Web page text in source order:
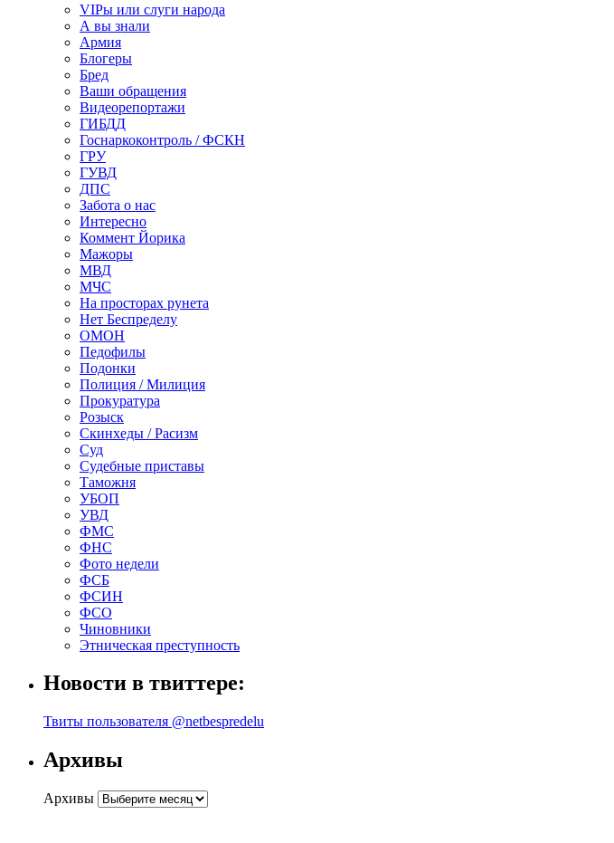
VIPы или слуги народа
А вы знали
Армия
Блогеры
Бред
Ваши обращения
Видеорепортажи
ГИБДД
Госнаркоконтроль / ФСКН
ГРУ
ГУВД
ДПС
Забота о нас
Интересно
Коммент Йорика
Мажоры
МВД
МЧС
На просторах рунета
Нет Беспределу
ОМОН
Педофилы
Подонки
Полиция / Милиция
Прокуратура
Розыск
Скинхеды / Расизм
Суд
Судебные приставы
Таможня
УБОП
УВД
ФМС
ФНС
Фото недели
ФСБ
ФСИН
ФСО
Чиновники
Этническая преступность
Новости в твиттере:
Твиты пользователя @netbespredelu
Архивы
Архивы